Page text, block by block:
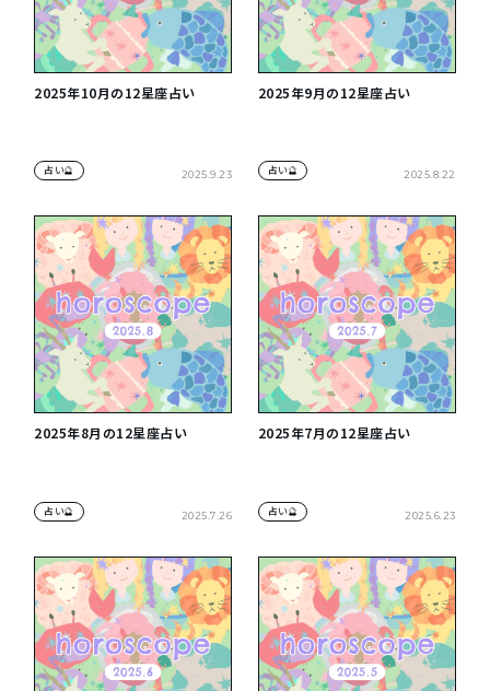
2025年10月の12星座占い
占い🔮 2025.9.23
2025年9月の12星座占い
占い🔮 2025.8.22
2025年8月の12星座占い
占い🔮 2025.7.26
2025年7月の12星座占い
占い🔮 2025.6.23